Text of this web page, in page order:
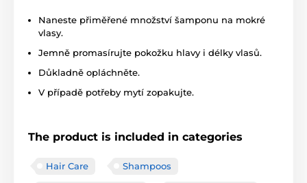
Naneste přiměřené množství šamponu na mokré
vlasy.
Jemně promasírujte pokožku hlavy i délky vlasů.
Důkladně opláchněte.
V případě potřeby mytí zopakujte.
The product is included in categories
Hair Care Shampoos